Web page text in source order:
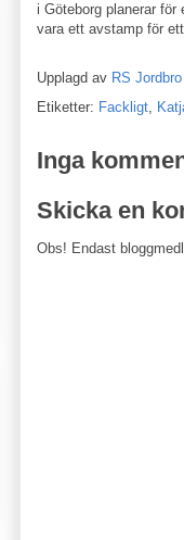
i Göteborg planerar
vara ett avstamp för
Upplagd av RS Jordbro
Etiketter: Fackligt,
Inga
Skicka en
Obs! Endast